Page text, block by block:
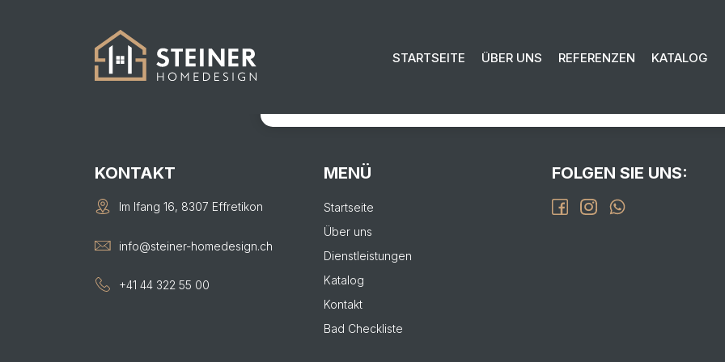
STARTSEITE ÜBER UNS REFERENZEN KATALOG
KONTAKTIEREN SIE UNS FÜR IHR PROJEKT:
KONTAKT
Im Ifang 16, 8307 Effretikon
info@steiner-homedesign.ch
+41 44 322 55 00
MENÜ
Startseite
Über uns
Dienstleistungen
Katalog
Kontakt
Bad Checkliste
FOLGEN SIE UNS: